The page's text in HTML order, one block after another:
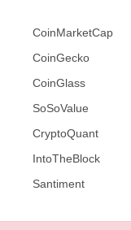
CoinMarketCap
CoinGecko
CoinGlass
SoSoValue
CryptoQuant
IntoTheBlock
Santiment